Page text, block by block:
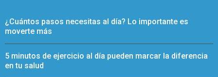
¿Cuántos pasos necesitas al día? Lo importante es
moverte más
5 minutos de ejercicio al día pueden marcar la diferencia
en tu salud